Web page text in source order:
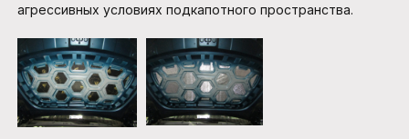
агрессивных условиях подкапотного пространства.